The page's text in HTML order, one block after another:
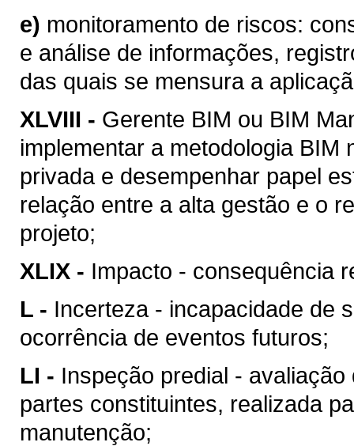
e) monitoramento de riscos:
e análise de informações,
das quais se mensura a
XLVIII - Gerente BIM ou BIM
implementar a metodologia BIM
privada e desempenhar papel
relação entre a alta gestão e o
projeto;
XLIX - Impacto - consequência
L - Incerteza - incapacidade de
ocorrência de eventos futuros;
LI - Inspeção predial -
partes constituintes, realizada
manutenção;